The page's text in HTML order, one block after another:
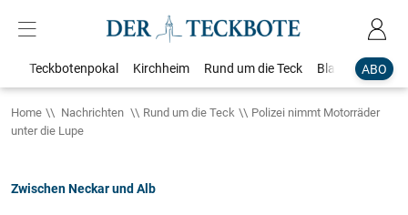
ABO
Teckbotenpokal Kirchheim Rund um die Teck Blaulicht
Home Nachrichten Rund um die Teck
Polizei nimmt Motorräder
unter die Lupe
Zwischen Neckar und Alb